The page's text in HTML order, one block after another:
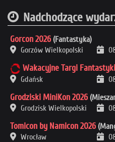
Nadchodzące
Gorcon 2026 (Fantastyka)
Gorzów Wielkopolski
Wakacyjne Targi
Gdańsk
Grodziski MiniKon 2026
Grodzisk Wielkopolski
Tomicon by Namicon 2026
Wrocław